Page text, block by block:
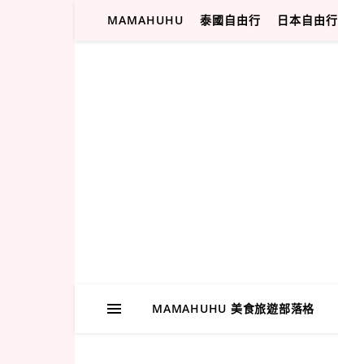
MAMAHUHU 泰國自由行 日本自由行
MAMAHUHU 美食旅遊部落格